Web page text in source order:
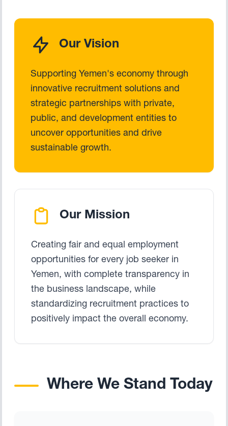
Our Vision
Supporting Yemen's economy through
innovative recruitment solutions and
strategic partnerships with private,
public, and development entities to
uncover opportunities and drive
sustainable growth.
Our Mission
Creating fair and equal employment
opportunities for every job seeker in
Yemen, with complete transparency in
the business landscape, while
standardizing recruitment practices to
positively impact the overall economy.
Where We Stand Today